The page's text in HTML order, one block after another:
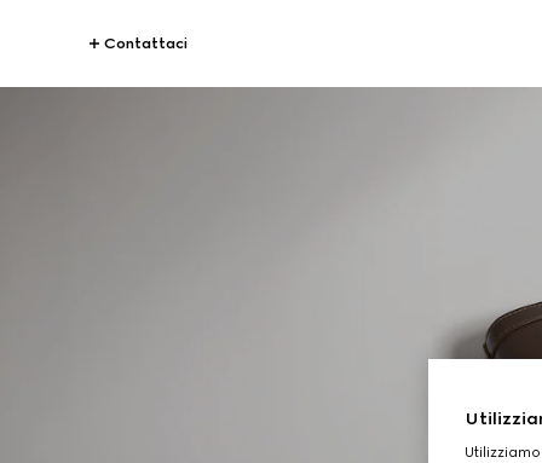
Contattaci